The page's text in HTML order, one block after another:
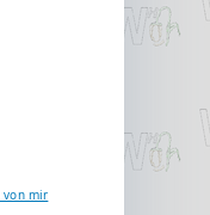
mir